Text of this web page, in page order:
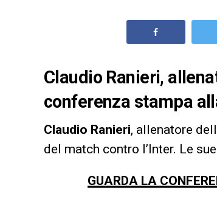
Claudio Ranieri,
conferenza stampa
Claudio Ranieri, allenatore
del match contro l’Inter. Le
GUARDA LA